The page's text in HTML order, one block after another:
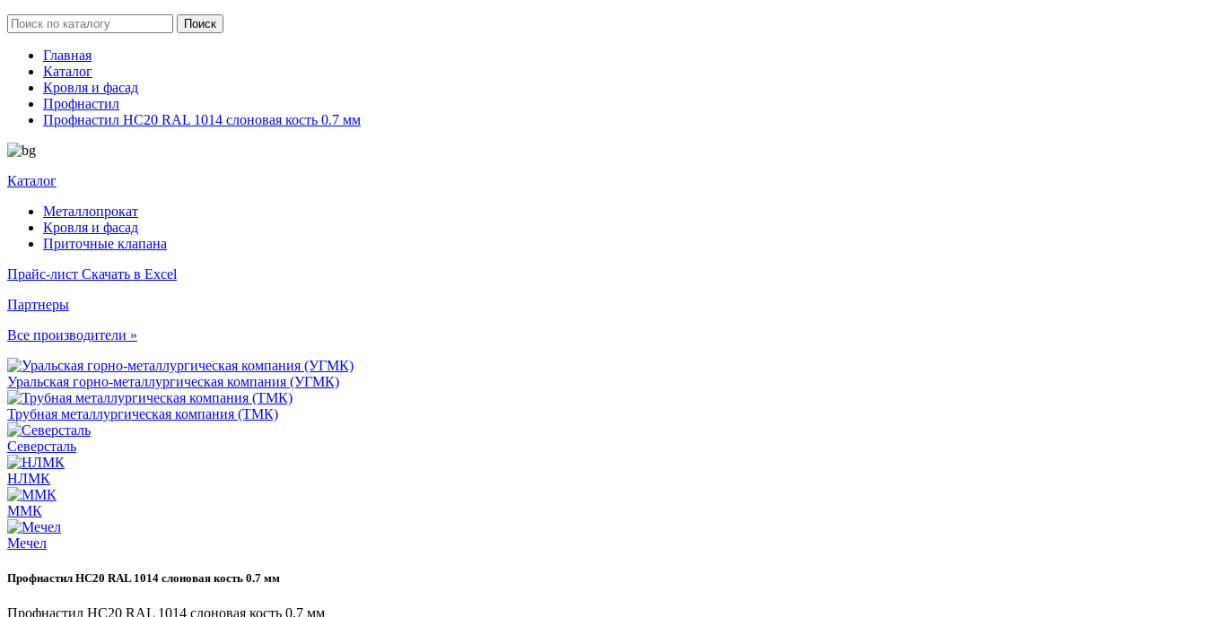
Главная
Каталог
Кровля и фасад
Профнастил
Профнастил НС20 RAL 1014 слоновая кость 0.7 мм
Каталог
Металлопрокат
Кровля и фасад
Приточные клапана
Прайс-лист Скачать в Excel
Партнеры
Все производители »
Уральская горно-металлургическая компания (УГМК)
Трубная металлургическая компания (ТМК)
Северсталь
НЛМК
ММК
Мечел
Профнастил НС20 RAL 1014 слоновая кость 0.7 мм
Профнастил НС20 RAL 1014 слоновая кость 0.7 мм